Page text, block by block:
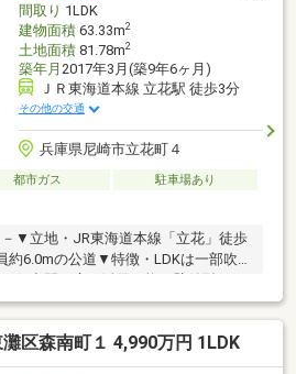
間取り 1LDK
建物面積63.33m2
土地面積81.78m2
築年月 2017年3月(築9年6ヶ月)
ＪＲ東海道本線 立花駅 徒歩3分
その他の交通
兵庫県尼崎市立花町４
都市ガス
駐車場あり
▼立地・JR東海道本線「立花」徒歩
約6.0mの公道▼特徴・LDKは一部吹抜
ペース有・浴室は自然換気可能な窓
配置、来客時にも気兼ねなく使用可
有(車種による)▼周辺環境・コープ
ミリーマートJR立花駅前店 徒歩2分
区森南町１ 4,990万円 1LDK